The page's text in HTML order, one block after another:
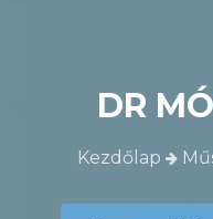
DR
Kezdőlap